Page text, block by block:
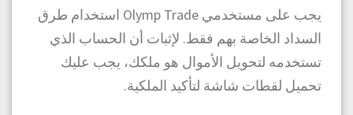
يجب على مستخدمي Olymp Trade استخدام طرق
السداد الخاصة بهم فقط. لإثبات أن الحساب الذي
تستخدمه لتحويل الأموال هو ملكك، يجب عليك
تحميل لقطات شاشة لتأكيد الملكية.